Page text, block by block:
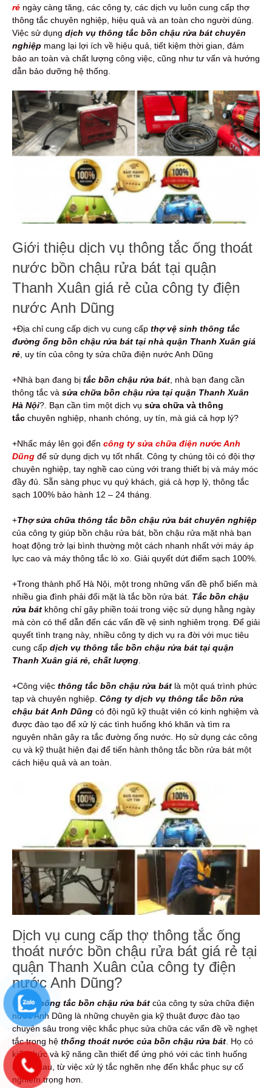
rẻ ngày càng tăng, các công ty, các dịch vụ luôn cung cấp thợ
thông tắc chuyên nghiệp, hiệu quả và an toàn cho người dùng.
Việc sử dụng dịch vụ thông tắc bồn chậu rửa bát chuyên
nghiệp mang lại lợi ích về hiệu quả, tiết kiệm thời gian, đảm
bảo an toàn và chất lượng công việc, cũng như tư vấn và hướng
dẫn bảo dưỡng hệ thống.
Giới thiệu dịch vụ thông tắc ống thoát
nước bồn chậu rửa bát tại quận
Thanh Xuân giá rẻ của công ty điện
nước Anh Dũng
+Địa chỉ cung cấp dịch vụ cung cấp thợ vệ sinh thông tắc
đường ống bồn chậu rửa bát tại nhà quận Thanh Xuân giá
rẻ , uy tín của công ty sửa chữa điện nước Anh Dũng
+Nhà bạn đang bị tắc bồn chậu rửa bát , nhà bạn đang cần
thông tắc và sửa chữa bồn chậu rửa tại quận Thanh Xuân
Hà Nội?. Bạn cần tìm một dịch vụ sửa chữa và thông
tắc chuyên nghiệp, nhanh chóng, uy tín, mà giá cả hợp lý?
+Nhấc máy lên gọi đến công ty sửa chữa điện nước Anh
Dũng để sử dụng dịch vụ tốt nhất. Công ty chúng tôi có đội thợ
chuyên nghiệp, tay nghề cao cùng với trang thiết bị và máy móc
đầy đủ. Sẵn sàng phục vụ quý khách, giá cả hợp lý, thông tắc
sạch 100% bảo hành 12 – 24 tháng.
+Thợ sửa chữa thông tắc bồn chậu rửa bát chuyên nghiệp
của công ty giúp bồn chậu rửa bát, bồn chậu rửa mặt nhà bạn
hoạt động trở lại bình thường một cách nhanh nhất với máy áp
lực cao và máy thông tắc lò xo. Giải quyết dứt điểm sạch 100%.
+Trong thành phố Hà Nội, một trong những vấn đề phổ biến mà
nhiều gia đình phải đối mặt là tắc bồn rửa bát. Tắc bồn chậu
rửa bát không chỉ gây phiền toái trong việc sử dụng hằng ngày
mà còn có thể dẫn đến các vấn đề vệ sinh nghiêm trọng. Để giải
quyết tình trạng này, nhiều công ty dịch vụ ra đời với mục tiêu
cung cấp dịch vụ thông tắc bồn chậu rửa bát tại quận
Thanh Xuân giá rẻ, chất lượng
+Công việc thông tắc bồn chậu rửa bát là một quá trình phức
tạp và chuyên nghiệp. Công ty dịch vụ thông tắc bồn rửa
chậu bát Anh Dũng có đội ngũ kỹ thuật viên có kinh nghiệm và
được đào tạo để xử lý các tình huống khó khăn và tìm ra
nguyên nhân gây ra tắc đường ống nước. Họ sử dụng các công
cụ và kỹ thuật hiện đại để tiến hành thông tắc bồn rửa bát một
cách hiệu quả và an toàn.
Dịch vụ cung cấp thợ thông tắc ống
thoát nước bồn chậu rửa bát giá rẻ tại
quận Thanh Xuân của công ty điện
nước Anh Dũng?
+ Thợ thông tắc bồn chậu rửa bát của công ty sửa chữa điện
nước Anh Dũng là những chuyên gia kỹ thuật được đào tạo
chuyên sâu trong việc khắc phục sửa chữa các vấn đề về nghẹt
tắc trong hệ thống thoát nước của bồn chậu rửa bát . Họ có
kiến thức và kỹ năng cần thiết để ứng phó với các tình huống
khác nhau, từ việc xử lý tắc nghẽn nhẹ đến khắc phục sự cố
nghiêm trọng hơn.